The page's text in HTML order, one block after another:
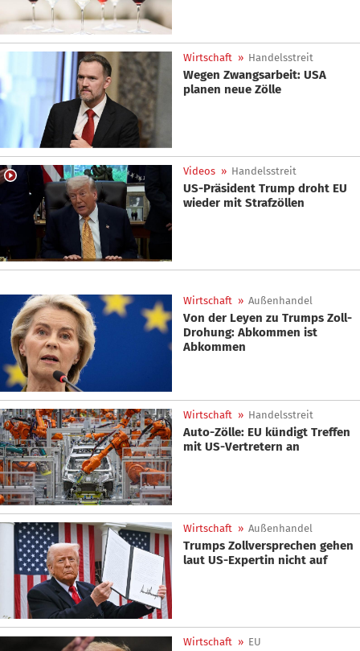
Wirtschaft » Handelsstreit
Wegen Zwangsarbeit: USA
planen neue Zölle
Videos » Handelsstreit
US-Präsident Trump droht EU
wieder mit Strafzöllen
Wirtschaft » Außenhandel
Von der Leyen zu Trumps Zoll-
Drohung: Abkommen ist
Abkommen
Wirtschaft » Handelsstreit
Auto-Zölle: EU kündigt Treffen
mit US-Vertretern an
Wirtschaft » Außenhandel
Trumps Zollversprechen gehen
laut US-Expertin nicht auf
Wirtschaft » EU